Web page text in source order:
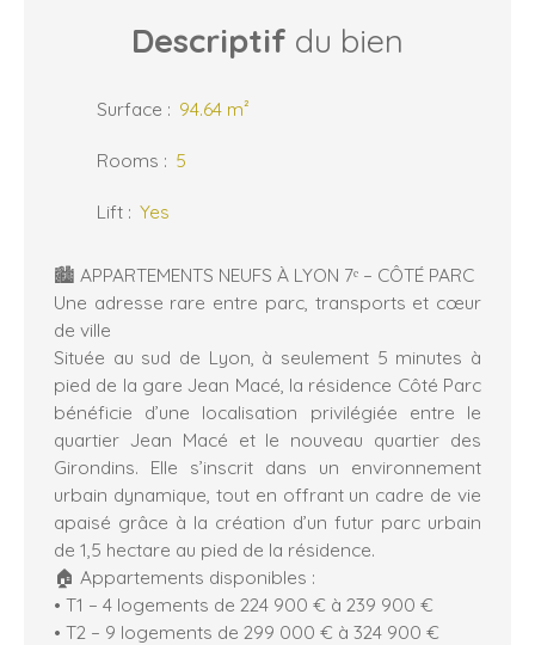
Descriptif du bien
Surface : 94.64 m²
Rooms : 5
Lift : Yes
🏙️ APPARTEMENTS NEUFS À LYON 7ᵉ – CÔTÉ PARC
Une adresse rare entre parc, transports et cœur
de ville
Située au sud de Lyon, à seulement 5 minutes à
pied de la gare Jean Macé, la résidence Côté Parc
bénéficie d’une localisation privilégiée entre le
quartier Jean Macé et le nouveau quartier des
Girondins. Elle s’inscrit dans un environnement
urbain dynamique, tout en offrant un cadre de vie
apaisé grâce à la création d’un futur parc urbain
de 1,5 hectare au pied de la résidence.
🏠 Appartements disponibles :
• T1 – 4 logements de 224 900 € à 239 900 €
• T2 – 9 logements de 299 000 € à 324 900 €